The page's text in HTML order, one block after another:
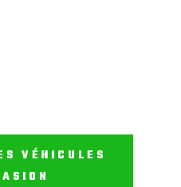
VÉHICULES